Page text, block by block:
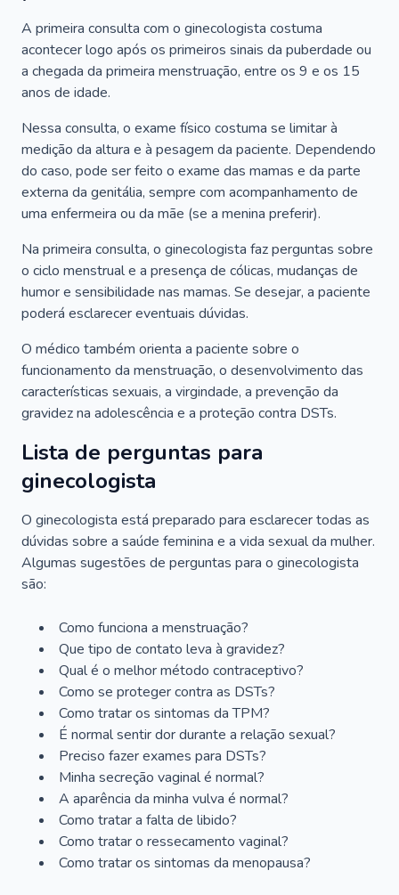
A primeira consulta com o ginecologista costuma
acontecer logo após os primeiros sinais da puberdade ou
a chegada da primeira menstruação, entre os 9 e os 15
anos de idade.
Nessa consulta, o exame físico costuma se limitar à
medição da altura e à pesagem da paciente. Dependendo
do caso, pode ser feito o exame das mamas e da parte
externa da genitália, sempre com acompanhamento de
uma enfermeira ou da mãe (se a menina preferir).
Na primeira consulta, o ginecologista faz perguntas sobre
o ciclo menstrual e a presença de cólicas, mudanças de
humor e sensibilidade nas mamas. Se desejar, a paciente
poderá esclarecer eventuais dúvidas.
O médico também orienta a paciente sobre o
funcionamento da menstruação, o desenvolvimento das
características sexuais, a virgindade, a prevenção da
gravidez na adolescência e a proteção contra DSTs.
Lista de perguntas para
ginecologista
O ginecologista está preparado para esclarecer todas as
dúvidas sobre a saúde feminina e a vida sexual da mulher.
Algumas sugestões de perguntas para o ginecologista
são:
Como funciona a menstruação?
Que tipo de contato leva à gravidez?
Qual é o melhor método contraceptivo?
Como se proteger contra as DSTs?
Como tratar os sintomas da TPM?
É normal sentir dor durante a relação sexual?
Preciso fazer exames para DSTs?
Minha secreção vaginal é normal?
A aparência da minha vulva é normal?
Como tratar a falta de libido?
Como tratar o ressecamento vaginal?
Como tratar os sintomas da menopausa?